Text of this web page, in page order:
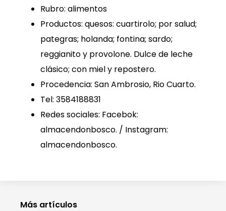
Rubro: alimentos
Productos: quesos: cuartirolo; por salud;
pategras; holanda; fontina; sardo;
reggianito y provolone. Dulce de leche
clásico; con miel y repostero.
Procedencia: San Ambrosio, Rio Cuarto.
Tel: 3584188831
Redes sociales: Facebok:
almacendonbosco. / Instagram:
almacendonbosco.
Más artículos